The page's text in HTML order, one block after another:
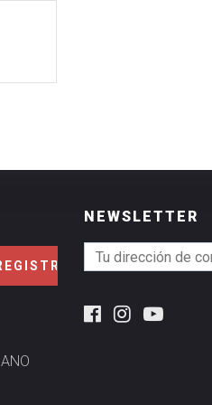
NEWSLETTER